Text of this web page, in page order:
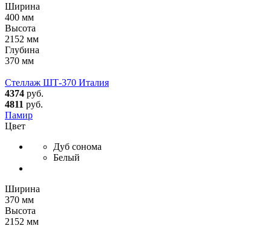
Ширина
400 мм
Высота
2152 мм
Глубина
370 мм
Стеллаж ШТ-370 Италия
4374 руб.
4811 руб.
Памир
Цвет
Дуб сонома
Белый
Ширина
370 мм
Высота
2152 мм